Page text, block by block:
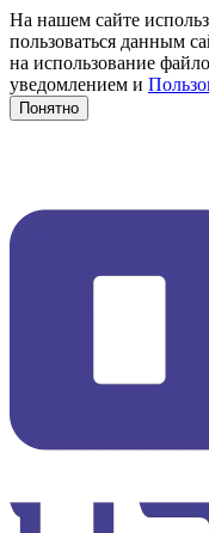
На нашем сайте
пользоваться данным
на использование
уведомлением и
Понятно